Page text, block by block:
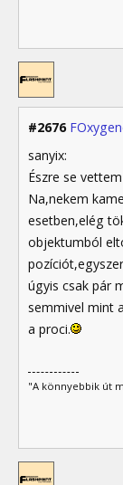
#2676
sanyix:
Észre se
Na,nekem
esetben,elég
objektumból
úgyis csak pár
semmivel mint
a proci.
"A könnyebbik út